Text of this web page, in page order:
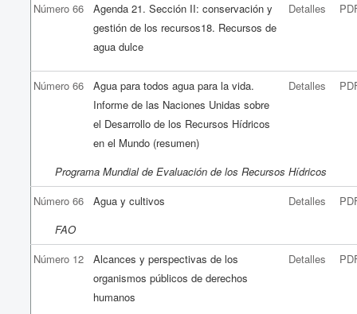
Número 66
Agenda 21. Sección II: conservación y
gestión de los recursos18. Recursos de
agua dulce
Detalles
Número 66
Agua para todos agua para la vida.
Informe de las Naciones Unidas sobre
el Desarrollo de los Recursos Hídricos
en el Mundo (resumen)
Detalles
Programa Mundial de Evaluación de los Recursos Hídricos
Número 66
Agua y cultivos Detalles
FAO
Número 12
Alcances y perspectivas de los
organismos públicos de derechos
humanos
Detalles